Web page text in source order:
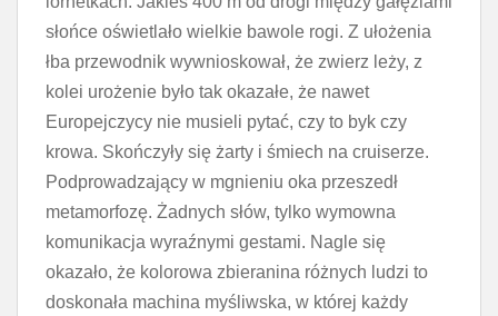
słońce oświetlało wielkie bawole rogi. Z ułożenia
łba przewodnik wywnioskował, że zwierz leży, z
kolei urożenie było tak okazałe, że nawet
Europejczycy nie musieli pytać, czy to byk czy
krowa. Skończyły się żarty i śmiech na cruiserze.
Podprowadzający w mgnieniu oka przeszedł
metamorfozę. Żadnych słów, tylko wymowna
komunikacja wyraźnymi gestami. Nagle się
okazało, że kolorowa zbieranina różnych ludzi to
doskonała machina myśliwska, w której każdy